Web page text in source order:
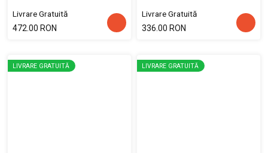
Livrare Gratuită
472.00 RON
Livrare Gratuită
336.00 RON
LIVRARE GRATUITĂ LIVRARE GRATUITĂ